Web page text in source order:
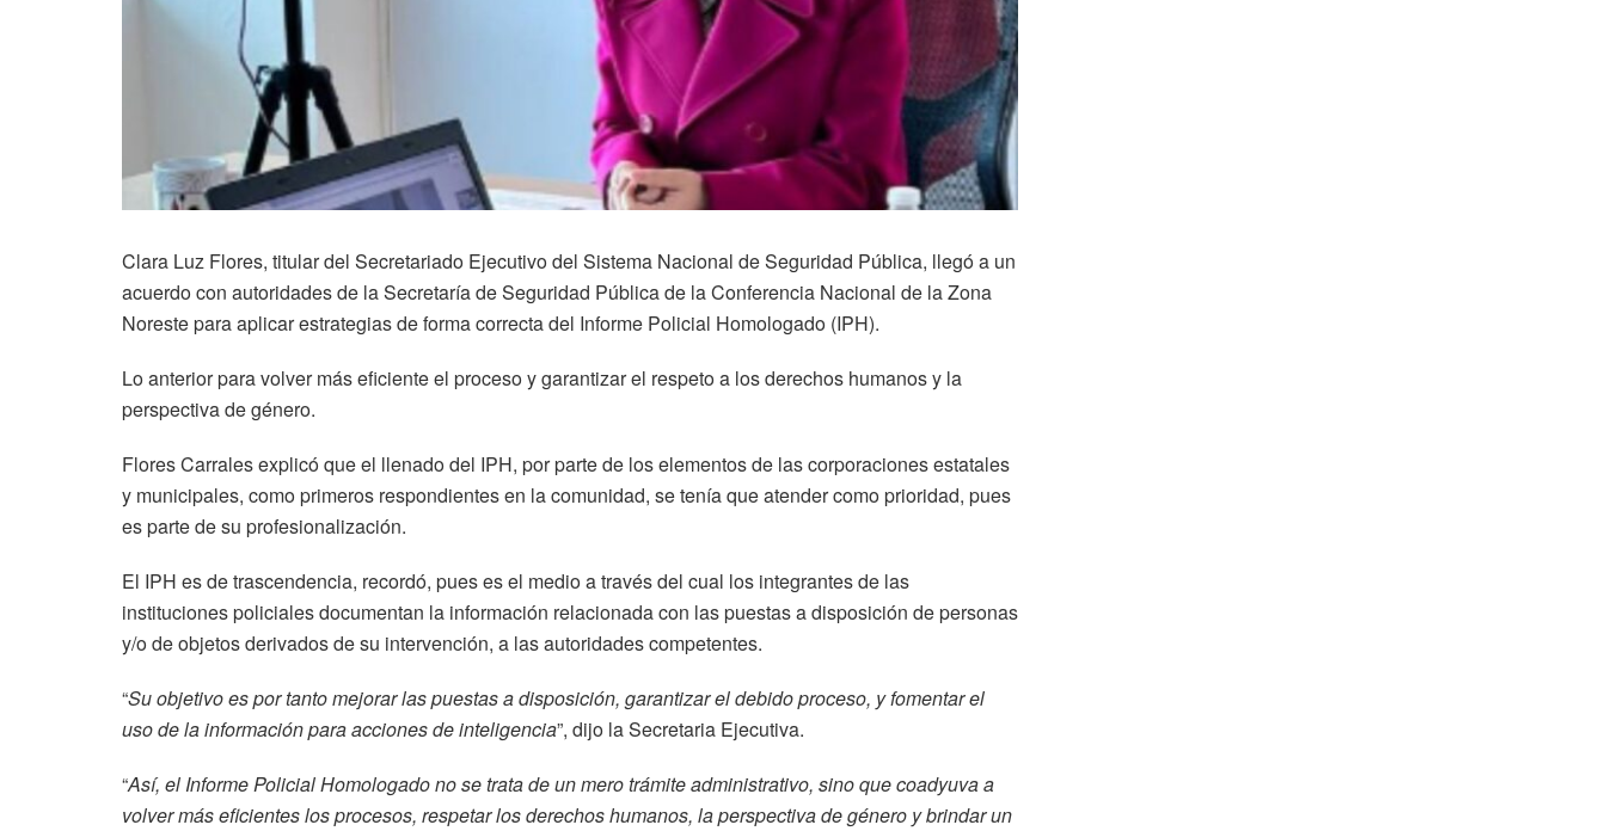
Clara Luz Flores, titular del Secretariado Ejecutivo del Sistema Nacional de Seguridad Pública, llegó a un
acuerdo con autoridades de la Secretaría de Seguridad Pública de la Conferencia Nacional de la Zona
Noreste para aplicar estrategias de forma correcta del Informe Policial Homologado (IPH).
Lo anterior para volver más eficiente el proceso y garantizar el respeto a los derechos humanos y la
perspectiva de género.
Flores Carrales explicó que el llenado del IPH, por parte de los elementos de las corporaciones estatales
y municipales, como primeros respondientes en la comunidad, se tenía que atender como prioridad, pues
es parte de su profesionalización.
El IPH es de trascendencia, recordó, pues es el medio a través del cual los integrantes de las
instituciones policiales documentan la información relacionada con las puestas a disposición de personas
y/o de objetos derivados de su intervención, a las autoridades competentes.
“Su objetivo es por tanto mejorar las puestas a disposición, garantizar el debido proceso, y fomentar el
uso de la información para acciones de inteligencia”, dijo la Secretaria Ejecutiva.
“Así, el Informe Policial Homologado no se trata de un mero trámite administrativo, sino que coadyuva a
volver más eficientes los procesos, respetar los derechos humanos, la perspectiva de género y brindar un